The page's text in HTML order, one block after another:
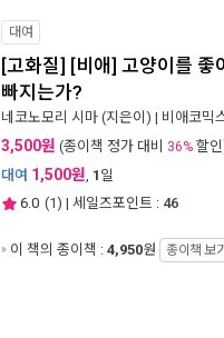
대여
[고화질] [비애] 고양이를 좋
빠지는가?
네코노모리 시마 (지은이) | 비애코믹
3,500원 (종이책 정가 대비 36% 할
대여 1,500원 1 일
6.0 (1) | 세일즈포인트 : 46
이 책의 종이책 : 4,950원 종이책 보기